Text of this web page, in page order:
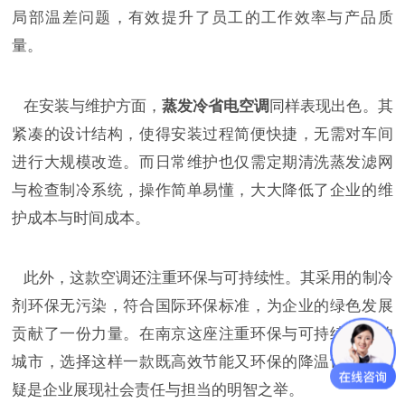
局部温差问题，有效提升了员工的工作效率与产品质
量。
在安装与维护方面， 蒸发冷省电空调 同样表现出色。其
紧凑的设计结构，使得安装过程简便快捷，无需对车间
进行大规模改造。而日常维护也仅需定期清洗蒸发滤网
与检查制冷系统，操作简单易懂，大大降低了企业的维
护成本与时间成本。
此外，这款空调还注重环保与可持续性。其采用的制冷
剂环保无污染，符合国际环保标准，为企业的绿色发展
贡献了一份力量。在南京这座注重环保与可持续发展的
城市，选择这样一款既高效节能又环保的降温设备，无
疑是企业展现社会责任与担当的明智之举。